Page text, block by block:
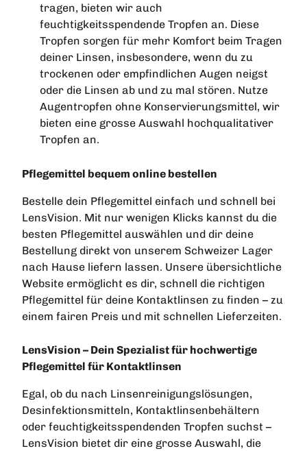
tragen, bieten wir auch
feuchtigkeitsspendende Tropfen an. Diese
Tropfen sorgen für mehr Komfort beim Tragen
deiner Linsen, insbesondere, wenn du zu
trockenen oder empfindlichen Augen neigst
oder die Linsen ab und zu mal stören. Nutze
Augentropfen ohne Konservierungsmittel, wir
bieten eine grosse Auswahl hochqualitativer
Tropfen an.
Pflegemittel bequem online bestellen
Bestelle dein Pflegemittel einfach und schnell bei
LensVision. Mit nur wenigen Klicks kannst du die
besten Pflegemittel auswählen und dir deine
Bestellung direkt von unserem Schweizer Lager
nach Hause liefern lassen. Unsere übersichtliche
Website ermöglicht es dir, schnell die richtigen
Pflegemittel für deine Kontaktlinsen zu finden – zu
einem fairen Preis und mit schnellen Lieferzeiten.
LensVision – Dein Spezialist für hochwertige
Pflegemittel für Kontaktlinsen
Egal, ob du nach Linsenreinigungslösungen,
Desinfektionsmitteln, Kontaktlinsenbehältern
oder feuchtigkeitsspendenden Tropfen suchst –
LensVision bietet dir eine grosse Auswahl, die